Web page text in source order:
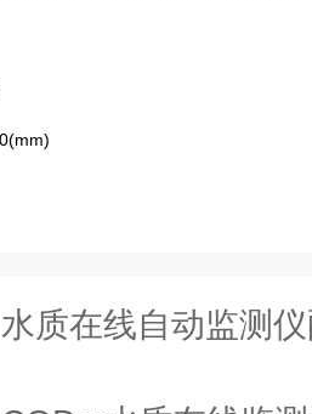
水质在线自动监测